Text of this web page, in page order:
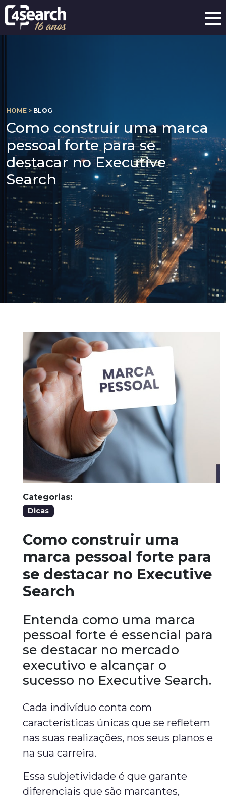
HOME > BLOG
Como construir uma marca
pessoal forte para se
destacar no Executive
Search
Categorias:
Dicas
Como construir uma
marca pessoal forte para
se destacar no Executive
Search
Entenda como uma marca
pessoal forte é essencial para
se destacar no mercado
executivo e alcançar o
sucesso no Executive Search.
Cada indivíduo conta com
características únicas que se refletem
nas suas realizações, nos seus planos e
na sua carreira.
Essa subjetividade é que garante
diferenciais que são marcantes,